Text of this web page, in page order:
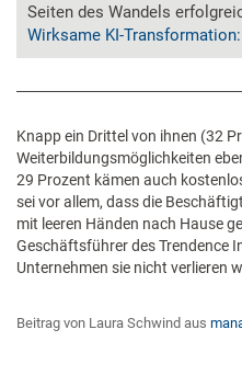
Seiten des Wandels
Wirksame KI-
Knapp ein Drittel von ihnen (32
Weiterbildungsmöglichkeiten
29 Prozent kämen auch
sei vor allem, dass die
mit leeren Händen nach Hause
Geschäftsführer des Trendence
Unternehmen sie nicht verlieren
Beitrag von Laura Schwind aus